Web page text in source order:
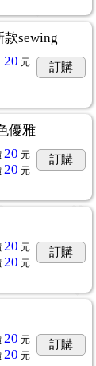
sewing
20 元 訂購
優雅
20 元
20 元
訂購
20 元
20 元
訂購
20 元
20 元
訂購